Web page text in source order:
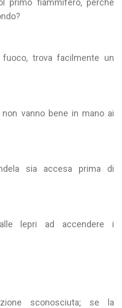
primo fiammifero, perché
trova facilmente un
vanno bene in mano ai
sia accesa prima di
lepri ad accendere i
sconosciuta; se la